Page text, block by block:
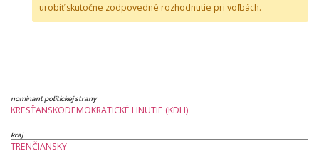
urobiť skutočne zodpovedné rozhodnutie pri voľbách.
nominant politickej strany
KRESŤANSKODEMOKRATICKÉ HNUTIE (KDH)
kraj
TRENČIANSKY